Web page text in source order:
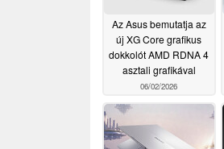
Az Asus bemutatja az
új XG Core grafikus
dokkolót AMD RDNA 4
asztali grafikával
06/02/2026